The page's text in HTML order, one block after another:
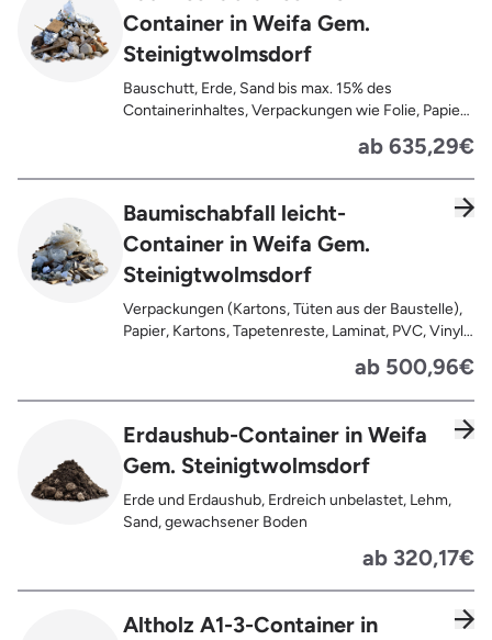
Container in Weifa Gem.
Steinigtwolmsdorf
Bauschutt, Erde, Sand bis max. 15% des
Containerinhaltes, Verpackungen wie Folie, Papier,
Kunststoffe, Gummi, Styropor, Holz (z.B.
Teppiche, Gardinen, Gipswände/
Trockenbauwände, Metalle, Bleche, Rohre, Kabel,
Türen für den Innenbereich, Restentleerte
Gebinde wie Dosen, Fässer, Eimer,
Sauerkrautplatten
ab 635,29€
Baumischabfall leicht-
Container in Weifa Gem.
Steinigtwolmsdorf
Verpackungen (Kartons, Tüten aus der Baustelle),
Papier, Kartons, Tapetenreste, Laminat, PVC, Vinyl,
Kunststoffe, Folien, Gummi, Styropor, Holz (z.B.
Spanplatten, Bauholz, Paletten), Textilien wie
Teppiche, Gardinen, Gipswände/
Türen für den Innenbereich, Restentleerte
Gebinde wie Dosen, Fässer, Eimer,
gesamten Containerinhalts
ab 500,96€
Erdaushub-Container in Weifa
Gem. Steinigtwolmsdorf
Erde und Erdaushub, Erdreich unbelastet, Lehm,
Sand, gewachsener Boden
ab 320,17€
Altholz A1-3-Container in